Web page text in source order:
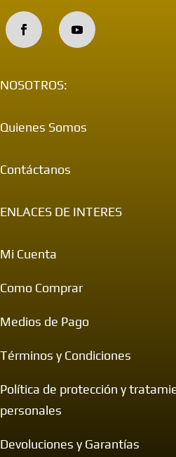
NOSOTROS:
Quienes Somos
Contáctanos
ENLACES DE INTERES
Mi Cuenta
Como Comprar
Medios de Pago
Términos y Condiciones
Política de protección y
personales
Devoluciones y Garantías